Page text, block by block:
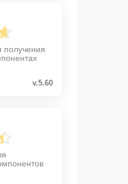
получения
v.5.60